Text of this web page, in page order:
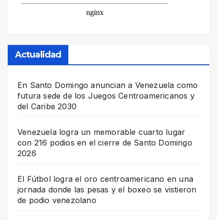
Actualidad
En Santo Domingo anuncian a Venezuela como
futura sede de los Juegos Centroamericanos y
del Caribe 2030
Venezuela logra un memorable cuarto lugar
con 216 podios en el cierre de Santo Domingo
2026
El Fútbol logra el oro centroamericano en una
jornada donde las pesas y el boxeo se vistieron
de podio venezolano